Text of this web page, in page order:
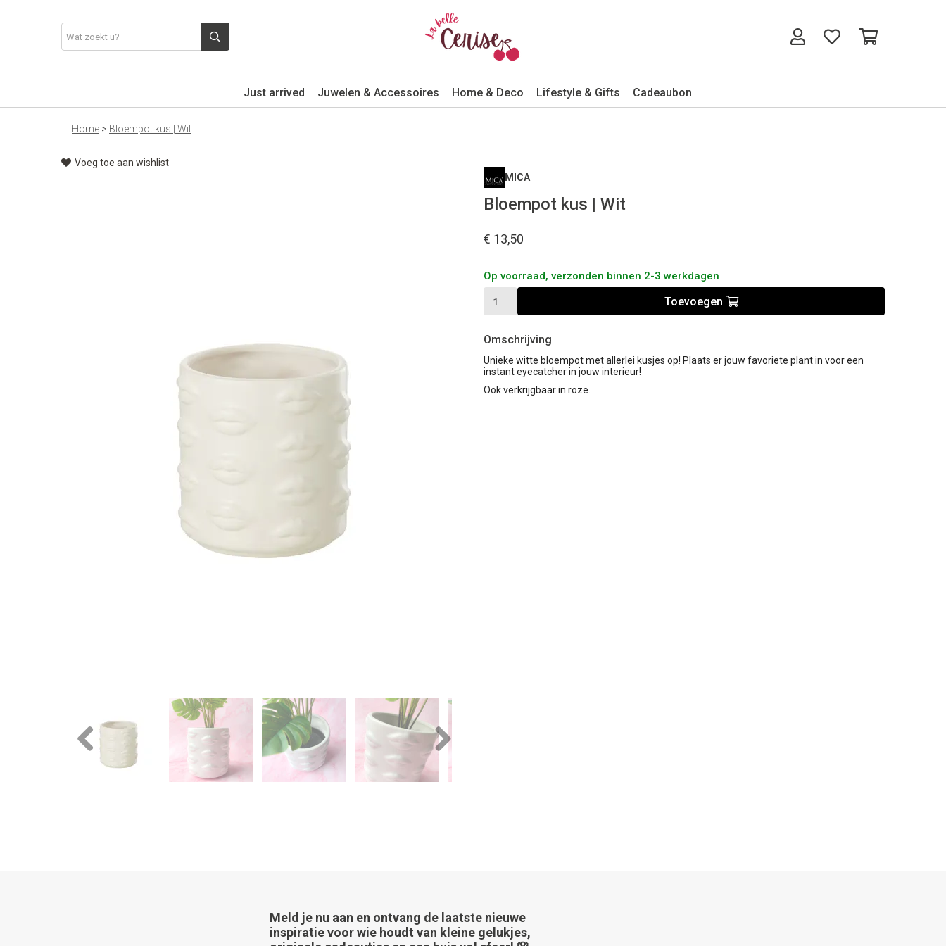
Just arrived Juwelen & Accessoires Home & Deco Lifestyle & Gifts Cadeaubon
Home > Bloempot kus | Wit
Voeg toe aan wishlist
Previous
MICA
Bloempot kus | Wit
€ 13,50
Op voorraad, verzonden binnen 2-3 werkdagen
Toevoegen
Omschrijving
Unieke witte bloempot met allerlei kusjes op! Plaats er jouw favoriete plant in voor een
instant eyecatcher in jouw interieur!
Ook verkrijgbaar in roze.
Meld je nu aan en ontvang de laatste nieuwe
inspiratie voor wie houdt van kleine gelukjes,